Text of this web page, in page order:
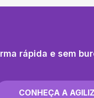
rápida e sem
CONHEÇA A